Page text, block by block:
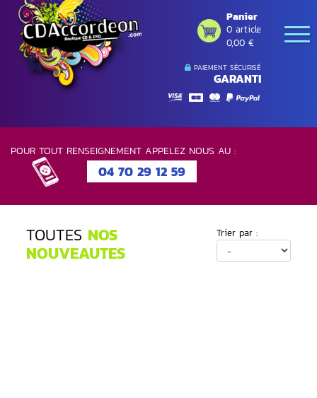
PAIEMENT SÉCURISÉ
GARANTI
Panier
0 article
0,00 €
POUR TOUT RENSEIGNEMENT APPELEZ NOUS AU :
04 70 29 12 59
TOUTES NOS
NOUVEAUTES
Trier par :